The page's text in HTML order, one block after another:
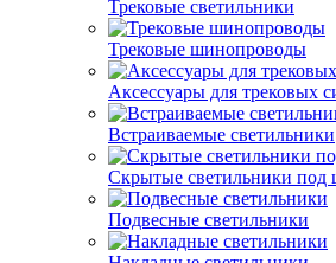
Трековые светильники
Трековые шинопроводы
Аксессуары для трековых
Встраиваемые светильники
Скрытые светильники под
Подвесные светильники